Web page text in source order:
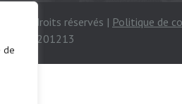
de
tous droits réservés | Politique de
201213